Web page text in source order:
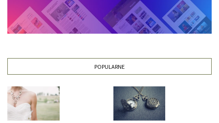
POPULARNE